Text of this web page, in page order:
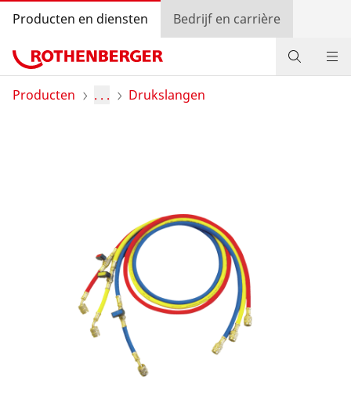
Producten en diensten Bedrijf en carrière
Producten
Handelaar zoeken
Land selecteren
Producten . . . Drukslangen